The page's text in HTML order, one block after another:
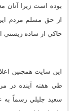
بوده است زيرا آنان
حاکي از ساده زيستي
اين سايت همچنين
طي هفته آينده در
سعيد جليلي رسماً به